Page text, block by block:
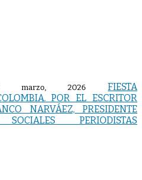
marzo, 2026
FIESTA
POR EL ESCRITOR
NARVÁEZ, PRESIDENTE
SOCIALES PERIODISTAS